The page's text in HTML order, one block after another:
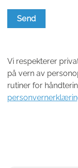
Send
Vi respekterer
på vern av
rutiner for